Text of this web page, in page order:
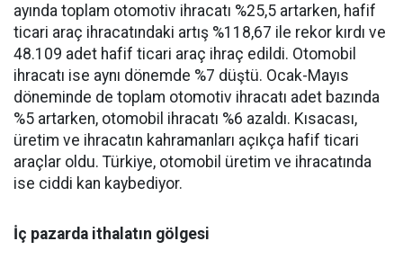
ayında toplam otomotiv ihracatı %25,5 artarken, hafif
ticari araç ihracatındaki artış %118,67 ile rekor kırdı ve
48.109 adet hafif ticari araç ihraç edildi. Otomobil
ihracatı ise aynı dönemde %7 düştü. Ocak-Mayıs
döneminde de toplam otomotiv ihracatı adet bazında
%5 artarken, otomobil ihracatı %6 azaldı. Kısacası,
üretim ve ihracatın kahramanları açıkça hafif ticari
araçlar oldu. Türkiye, otomobil üretim ve ihracatında
ise ciddi kan kaybediyor.
İç pazarda ithalatın gölgesi